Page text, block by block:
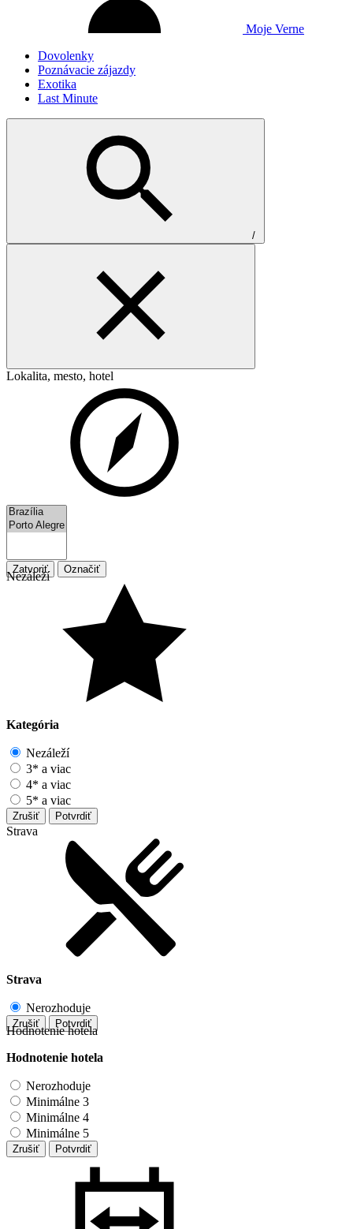
Moje Verne
Dovolenky
Poznávacie zájazdy
Exotika
Last Minute
/
Lokalita, mesto, hotel
Zatvoriť Označiť
Nezáleží
Kategória
Nezáleží
3* a viac
4* a viac
5* a viac
Zrušiť Potvrdiť
Strava
Strava
Nerozhoduje
Zrušiť Potvrdiť
Hodnotenie hotela
Hodnotenie hotela
Nerozhoduje
Minimálne 3
Minimálne 4
Minimálne 5
Zrušiť Potvrdiť